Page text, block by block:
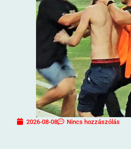
2026-08-08 Nincs hozzászólás